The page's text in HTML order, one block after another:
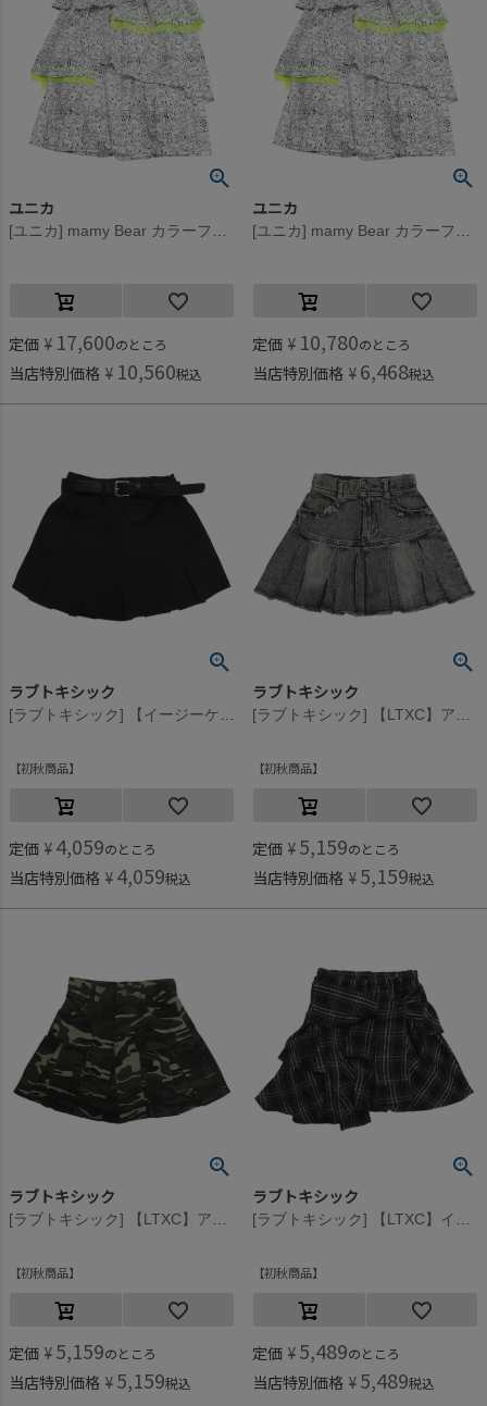
ユニカ
定価 ¥ 17,600のところ
当店特別価格 ¥ 10,560税込
ユニカ
定価 ¥ 10,780のところ
当店特別価格 ¥ 6,468税込
ラブトキシック
初秋商品
定価 ¥ 4,059のところ
当店特別価格 ¥ 4,059税込
ラブトキシック
初秋商品
定価 ¥ 5,159のところ
当店特別価格 ¥ 5,159税込
ラブトキシック
初秋商品
定価 ¥ 5,159のところ
当店特別価格 ¥ 5,159税込
ラブトキシック
初秋商品
定価 ¥ 5,489のところ
当店特別価格 ¥ 5,489税込